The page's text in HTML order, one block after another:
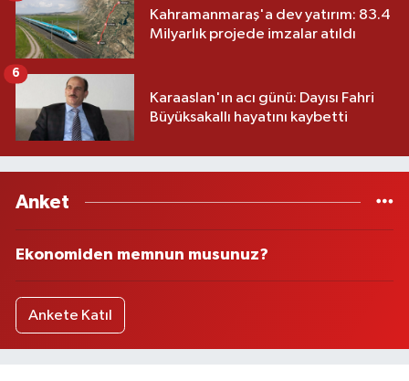
Kahramanmaraş'a dev yatırım: 83.4
Milyarlık projede imzalar atıldı
Karaaslan'ın acı günü: Dayısı Fahri
Büyüksakallı hayatını kaybetti
6
Anket
Ekonomiden memnun musunuz?
Ankete Katıl